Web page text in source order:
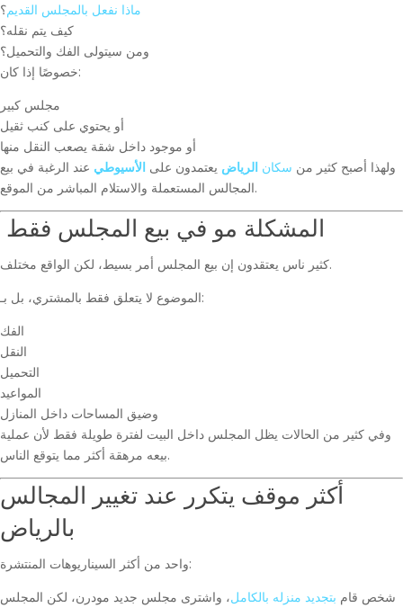
ماذا نفعل بالمجلس القديم؟
كيف يتم نقله؟
ومن سيتولى الفك والتحميل؟
خصوصًا إذا كان:
مجلس كبير
أو يحتوي على كنب ثقيل
أو موجود داخل شقة يصعب النقل منها
ولهذا أصبح كثير من سكان الرياض يعتمدون على الأسيوطي عند الرغبة في بيع
المجالس المستعملة والاستلام المباشر من الموقع.
المشكلة مو في بيع المجلس فقط
كثير ناس يعتقدون إن بيع المجلس أمر بسيط، لكن الواقع مختلف.
الموضوع لا يتعلق فقط بالمشتري، بل بـ:
الفك
النقل
التحميل
المواعيد
وضيق المساحات داخل المنازل
وفي كثير من الحالات يظل المجلس داخل البيت لفترة طويلة فقط لأن عملية
بيعه مرهقة أكثر مما يتوقع الناس.
أكثر موقف يتكرر عند تغيير المجالس
بالرياض
واحد من أكثر السيناريوهات المنتشرة:
شخص قام بتجديد منزله بالكامل، واشترى مجلس جديد مودرن، لكن المجلس